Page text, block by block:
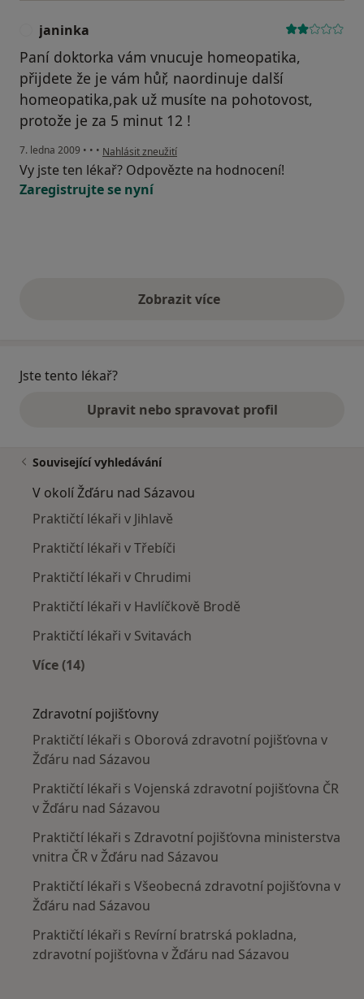
janinka
Paní doktorka vám vnucuje homeopatika,
přijdete že je vám hůř, naordinuje další
homeopatika,pak už musíte na pohotovost,
protože je za 5 minut 12 !
7. ledna 2009 • • • podle názoru uživatele janinka
Nahlásit zneužití
Vy jste ten lékař? Odpovězte na hodnocení!
Zaregistrujte se nyní
Zobrazit vícevýše uvedené názory
Jste tento lékař?
Upravit nebo spravovat profil
Související vyhledávání
V okolí Žďáru nad Sázavou
Praktičtí lékaři v Jihlavě
Praktičtí lékaři v Třebíči
Praktičtí lékaři v Chrudimi
Praktičtí lékaři v Havlíčkově Brodě
Praktičtí lékaři v Svitavách
Více (14)
Zdravotní pojišťovny
Praktičtí lékaři s Oborová zdravotní pojišťovna v
Žďáru nad Sázavou
Praktičtí lékaři s Vojenská zdravotní pojišťovna ČR
v Žďáru nad Sázavou
Praktičtí lékaři s Zdravotní pojišťovna ministerstva
vnitra ČR v Žďáru nad Sázavou
Praktičtí lékaři s Všeobecná zdravotní pojišťovna v
Žďáru nad Sázavou
Praktičtí lékaři s Revírní bratrská pokladna,
zdravotní pojišťovna v Žďáru nad Sázavou